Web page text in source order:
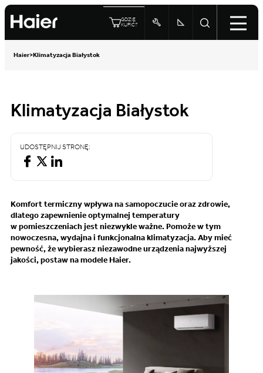
GDZIE
KUPIĆ?
Haier>Klimatyzacja Białystok
Klimatyzacja Białystok
UDOSTĘPNIJ STRONĘ:
Komfort termiczny wpływa na samopoczucie oraz zdrowie,
dlatego zapewnienie optymalnej temperatury
w pomieszczeniach jest niezwykle ważne. Pomoże w tym
nowoczesna, wydajna i funkcjonalna klimatyzacja. Aby mieć
pewność, że wybierasz niezawodne urządzenia najwyższej
jakości, postaw na modele Haier.